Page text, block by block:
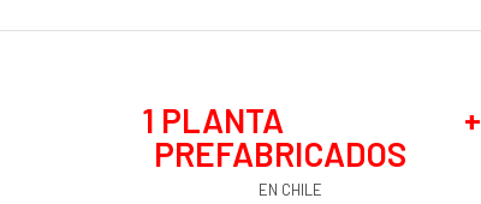
EN CHILE
1
PREFABRICADOS
+